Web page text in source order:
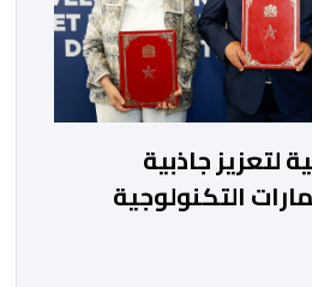
لتعزيز جاذبية
التكنولوجية